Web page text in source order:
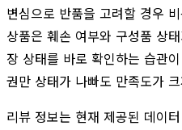
변심으로 반품을 고려할 경우
상품은 훼손 여부와 구성품 상
장 상태를 바로 확인하는 습관
권만 상태가 나빠도 만족도가
리뷰 정보는 현재 제공된 데이